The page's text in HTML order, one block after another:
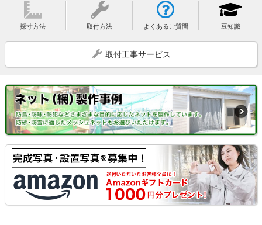
採寸方法 取付方法 よくあるご質問 豆知識
取付工事サービス